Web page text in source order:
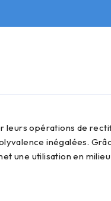
inégalées.
une utilisation en